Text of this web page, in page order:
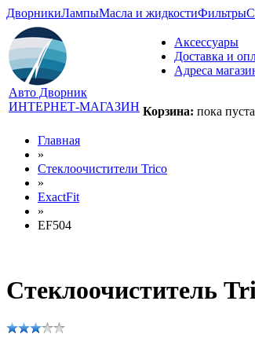
ДворникиЛампыМасла и жидкостиФильтры
Авто Дворник
ИНТЕРНЕТ-МАГАЗИН
Аксессуары
Доставка и
Адреса
Корзина: пока
Главная
»
Стеклоочистители Trico
»
ExactFit
»
EF504
Стеклоочиститель